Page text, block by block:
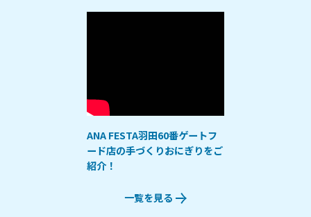
ANA FESTA羽田60番ゲートフ
ード店の手づくりおにぎりをご
紹介！
一覧を見る